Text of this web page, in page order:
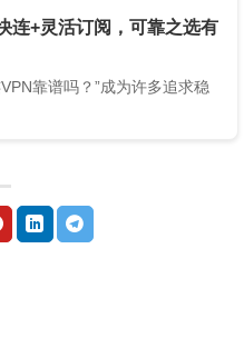
连+灵活订阅，可靠之选有
靠谱吗？”成为许多追求稳